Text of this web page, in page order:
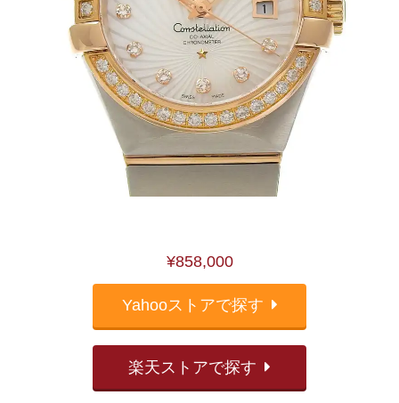
¥858,000
Yahooストアで探す
楽天ストアで探す